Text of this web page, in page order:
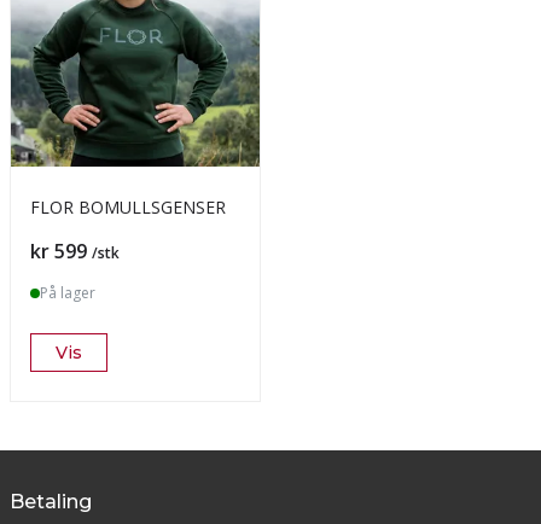
FLOR BOMULLSGENSER
Pris
kr 599 /stk
På lager
Vis
Betaling